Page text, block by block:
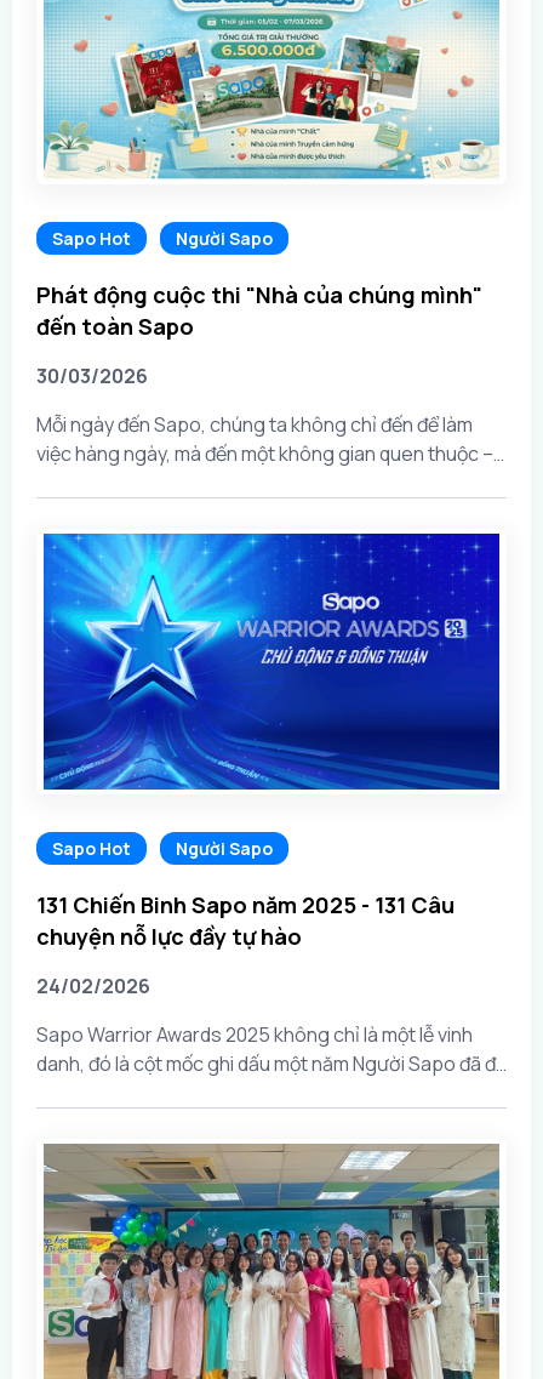
Sapo Hot Người Sapo
Phát động cuộc thi "Nhà của chúng mình"
đến toàn Sapo
30/03/2026
Mỗi ngày đến Sapo, chúng ta không chỉ đến để làm
việc hàng ngày, mà đến một không gian quen thuộc –
Sapo Hot Người Sapo
131 Chiến Binh Sapo năm 2025 - 131 Câu
chuyện nỗ lực đầy tự hào
24/02/2026
Sapo Warrior Awards 2025 không chỉ là một lễ vinh
danh, đó là cột mốc ghi dấu một năm Người Sapo đã đi